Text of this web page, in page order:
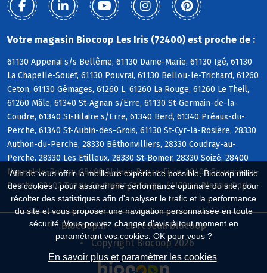
Afin de vous offrir la meilleure expérience possible, Biocoop utilise
des cookies : pour assurer une performance optimale du site, pour
récolter des statistiques afin d'analyser le trafic et la performance
du site et vous proposer une navigation personnalisée en toute
sécurité. Vous pouvez changer d'avis à tout moment en
paramétrant vos cookies. OK pour vous ?
En savoir plus et paramétrer les cookies
Votre magasin Biocoop Les Iris (72400) est proche de :
61130 Appenai s/s Bellême, 61130 Dame-Marie, 61130 Igé, 61130
La Chapelle-Souëf, 61130 Pouvrai, 61130 Bellou-le-Trichard, 61260
Ceton, 61130 Gémages, 61260 L, 61260 La Rouge, 61260 Le Theil,
61260 Mâle, 61340 St-Agnan s/Erre, 61130 St-Germain-de-la-
Coudre, 61340 St-Hilaire s/Erre, 61340 Berd, 61340 Préaux-du-
Perche, 61340 St-Aubin-des-Grois, 61130 St-Cyr-la-Rosière, 28330
Authon-du-Perche, 28330 Béthonvilliers, 28330 Coudray-au-
Perche, 28330 Les Etilleux, 28330 St-Bomer, 28330 Soizé, 28400
Nogent-le-Rotrou, 28400 St-Jean-Pierre-Fixte, 28400 Souancé-au-
Perche, 28400 Trizay-Coutretot-St-Serge, 41170 Le Plessis-Dorin
Biocoop.fr
Le réseau Biocoop
Copyright Biocoop 2026